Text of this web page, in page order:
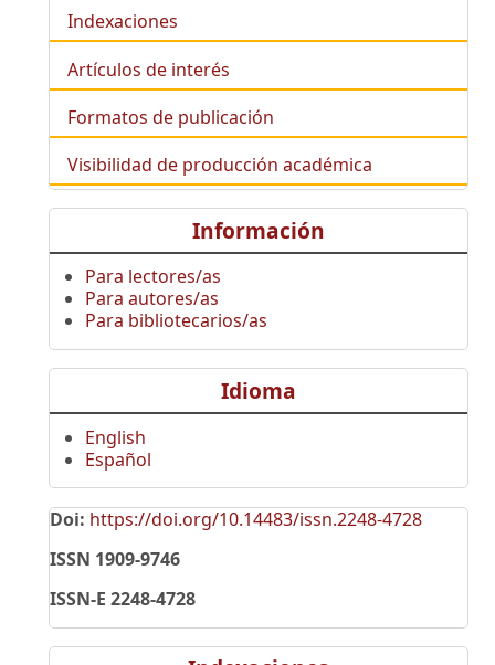
Indexaciones
Artículos de interés
Formatos de publicación
Visibilidad de producción académica
Información
Para lectores/as
Para autores/as
Para bibliotecarios/as
Idioma
English
Español
Doi: https://doi.org/10.14483/issn.2248-4728
ISSN 1909-9746
ISSN-E 2248-4728